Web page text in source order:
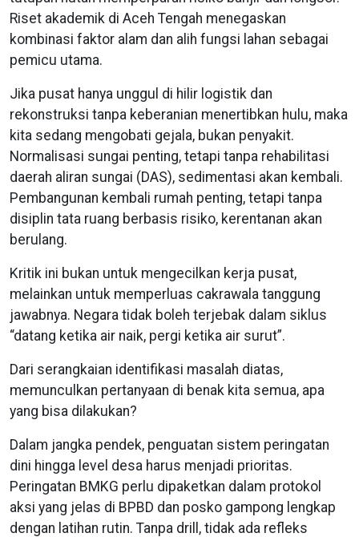
Riset akademik di Aceh Tengah menegaskan
kombinasi faktor alam dan alih fungsi lahan sebagai
pemicu utama.
Jika pusat hanya unggul di hilir logistik dan
rekonstruksi tanpa keberanian menertibkan hulu, maka
kita sedang mengobati gejala, bukan penyakit.
Normalisasi sungai penting, tetapi tanpa rehabilitasi
daerah aliran sungai (DAS), sedimentasi akan kembali.
Pembangunan kembali rumah penting, tetapi tanpa
disiplin tata ruang berbasis risiko, kerentanan akan
berulang.
Kritik ini bukan untuk mengecilkan kerja pusat,
melainkan untuk memperluas cakrawala tanggung
jawabnya. Negara tidak boleh terjebak dalam siklus
“datang ketika air naik, pergi ketika air surut”.
Dari serangkaian identifikasi masalah diatas,
memunculkan pertanyaan di benak kita semua, apa
yang bisa dilakukan?
Dalam jangka pendek, penguatan sistem peringatan
dini hingga level desa harus menjadi prioritas.
Peringatan BMKG perlu dipaketkan dalam protokol
aksi yang jelas di BPBD dan posko gampong lengkap
dengan latihan rutin. Tanpa drill, tidak ada refleks